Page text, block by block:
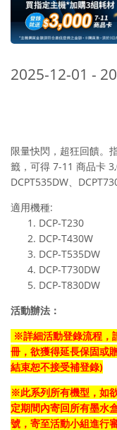
2025-12-01 -
限量快閃，超狂回饋。
籤，可得 7-11 商品卡
DCPT535DW、
適用機種:
DCP-T230
DCP-T430W
DCP-T535DW
DCP-T730DW
DCP-T830DW
活動辦法：
※詳細活動登錄流程，
冊，欲獲得延長保固或
結束恕不接受補登錄)
※此系列所有機型， 如
定期間內寄回所有墨水
號，寄至活動小組進行審